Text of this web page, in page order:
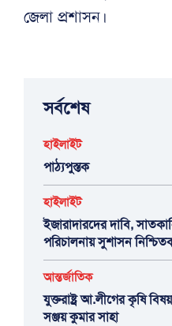
জেলা প্রশাসন।
সর্বশেষ
হাইলাইট
পাঠ্যপুস্তক
হাইলাইট
ইজারাদারদের দাবি,
পরিচালনায় সুশাসন
আন্তর্জাতিক
যুক্তরাষ্ট্র আ.লীগের কৃষি
সঞ্জয় কুমার সাহা